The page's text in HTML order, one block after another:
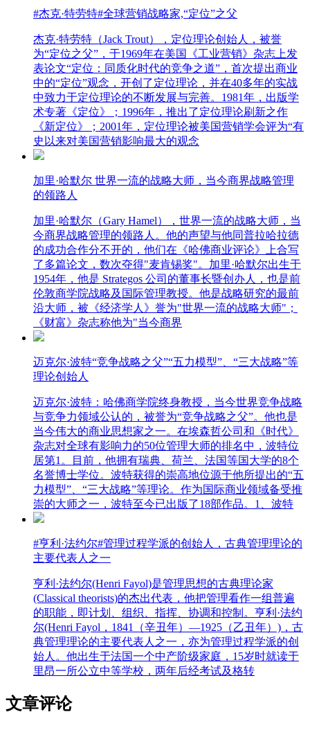
#杰克·特劳特#全球营销战略家,“定位”之父
杰克·特劳特（Jack Trout），定位理论创始人，被誉
为“定位之父”，于1969年在美国《工业营销》杂志上发
表论文“定位：同质化时代的竞争之道”，首次提出商业
中的“定位”观念，开创了定位理论，并在40多年的实战
中致力于定位理论的不断发展与完善。1981年，出版学
术专著《定位》；1996年，推出了定位理论刷新之作
《新定位》；2001年，定位理论被美国营销学会评为“有
史以来对美国营销影响最大的观念
加里·哈默尔 世界一流的战略大师，当今商界战略管理
的领路人
加里·哈默尔（Gary Hamel），世界一流的战略大师，当
今商界战略管理的领路人。他的声望与他同普拉哈拉德
的成功合作分不开的，他们在《哈佛商业评论》上合写
了多篇论文，数次夺得"麦肯锡奖"。加里·哈默尔出生于
1954年，他是 Strategos 公司的董事长暨创办人，也是前
伦敦商学院战略及国际管理教授。他是战略研究的最前
沿大师，被《经济学人》誉为"世界一流的战略大师"；
《财富》杂志称他为"当今商界
迈克尔·波特“竞争战略之父”“五力模型”、“三大战略”等
理论创始人
迈克尔·波特：哈佛商学院终身教授，当今世界竞争战略
与竞争力领域公认的，被誉为“竞争战略之父”。他也是
当今伟大的商业思想家之一。在埃森哲公司和《时代》
杂志对全球有影响力的50位管理大师的排名中，波特位
居第1。目前，他拥有瑞典、荷兰、法国等国大学的8个
名誉博士学位。波特获得的崇高地位源于他所提出的“五
力模型”、“三大战略”等理论。作为国际商业领域备受推
崇的大师之一，波特至今已出版了18部作品。1、波特
#亨利·法约尔#管理过程学派的创始人，古典管理理论的
主要代表人之一
亨利·法约尔(Henri Fayol)是管理思想的古典理论家
(Classical theorists)的杰出代表，他把管理看作一组普遍
的职能，即计划、组织、指挥、协调和控制。亨利·法约
尔(Henri Fayol，1841（辛丑年）—1925（乙丑年）)，古
典管理理论的主要代表人之一，亦为管理过程学派的创
始人。他出生于法国一个中产阶级家庭，15岁时就读于
里昂一所公立中等学校，两年后经考试及格转
文章评论